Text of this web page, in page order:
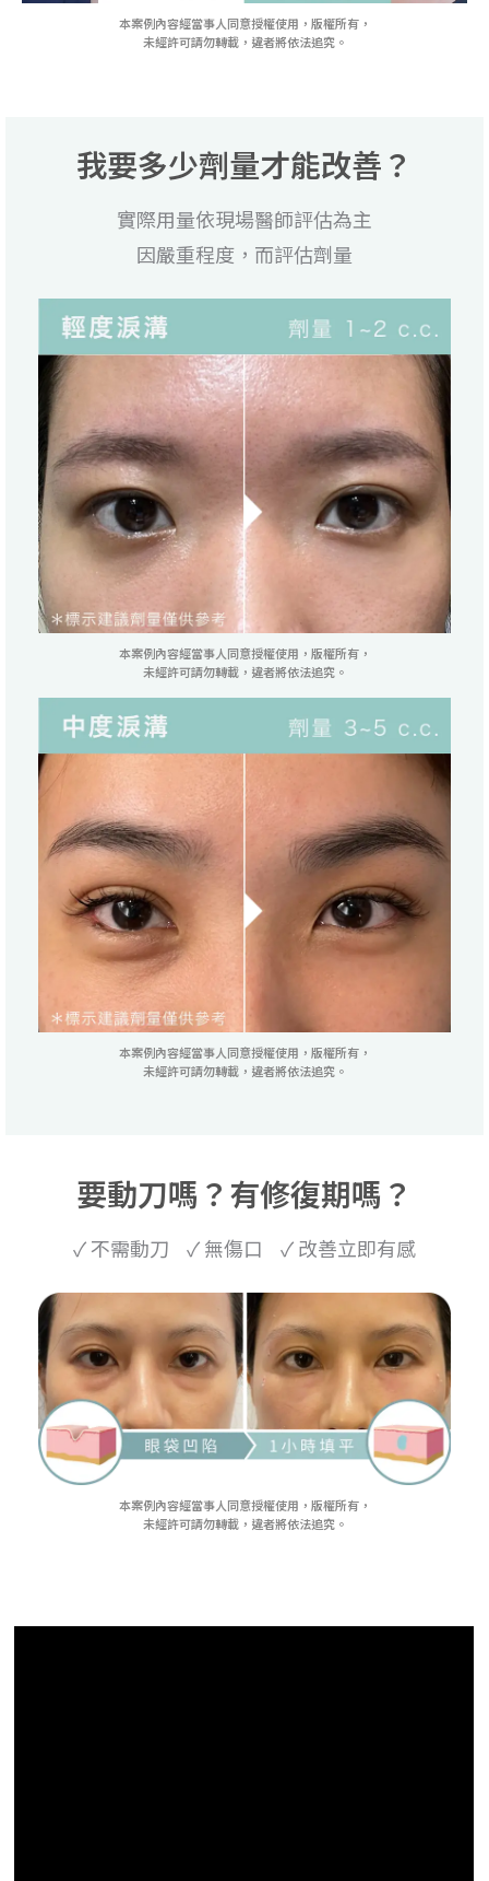
本案例內容經當事人同意授權使用，版權所有，
未經許可請勿轉載，違者將依法追究。
我要多少劑量才能改善？
實際用量依現場醫師評估為主
因嚴重程度，而評估劑量
本案例內容經當事人同意授權使用，版權所有，
未經許可請勿轉載，違者將依法追究。
本案例內容經當事人同意授權使用，版權所有，
未經許可請勿轉載，違者將依法追究。
要動刀嗎？有修復期嗎？
✓ 不需動刀 ✓ 無傷口 ✓ 改善立即有感
本案例內容經當事人同意授權使用，版權所有，
未經許可請勿轉載，違者將依法追究。